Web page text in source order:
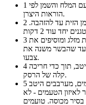
1
הוראות היצרן.
2
3
עד שהבשר משנה את
צבעו.
4
קלה של הרסק.
5
לאיזון הטעמים - לא
מכוסה. טועמים